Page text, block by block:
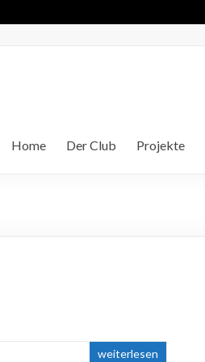
Home Der Club Projekte
weiterlesen